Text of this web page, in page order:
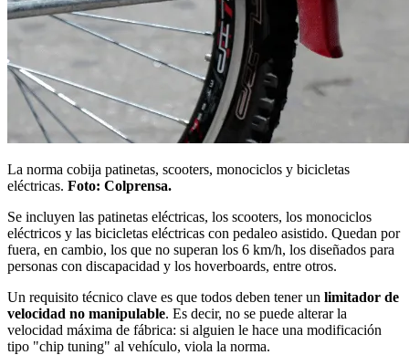
La norma cobija patinetas, scooters, monociclos y bicicletas
eléctricas. Foto: Colprensa.
Se incluyen las patinetas eléctricas, los scooters, los monociclos
eléctricos y las bicicletas eléctricas con pedaleo asistido. Quedan por
fuera, en cambio, los que no superan los 6 km/h, los diseñados para
personas con discapacidad y los hoverboards, entre otros.
Un requisito técnico clave es que todos deben tener un limitador de
velocidad no manipulable. Es decir, no se puede alterar la
velocidad máxima de fábrica: si alguien le hace una modificación
tipo "chip tuning" al vehículo, viola la norma.